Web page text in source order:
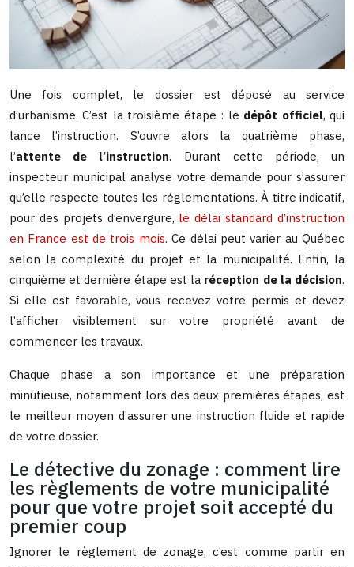
Une fois complet, le dossier est déposé au service
d’urbanisme. C’est la troisième étape : le dépôt officiel, qui
lance l’instruction. S’ouvre alors la quatrième phase,
l’attente de l’instruction. Durant cette période, un
inspecteur municipal analyse votre demande pour s’assurer
qu’elle respecte toutes les réglementations. À titre indicatif,
pour des projets d’envergure, le délai standard d’instruction
en France est de trois mois. Ce délai peut varier au Québec
selon la complexité du projet et la municipalité. Enfin, la
cinquième et dernière étape est la réception de la décision.
Si elle est favorable, vous recevez votre permis et devez
l’afficher visiblement sur votre propriété avant de
commencer les travaux.
Chaque phase a son importance et une préparation
minutieuse, notamment lors des deux premières étapes, est
le meilleur moyen d’assurer une instruction fluide et rapide
de votre dossier.
Le détective du zonage : comment lire
les règlements de votre municipalité
pour que votre projet soit accepté du
premier coup
Ignorer le règlement de zonage, c’est comme partir en